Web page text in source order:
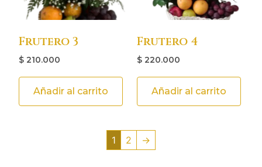
Frutero 3
$ 210.000
Añadir al carrito
Frutero 4
$ 220.000
Añadir al carrito
1 2 →